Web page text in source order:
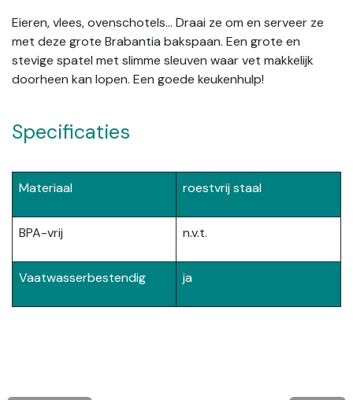
Eieren, vlees, ovenschotels… Draai ze om en serveer ze
met deze grote Brabantia bakspaan. Een grote en
stevige spatel met slimme sleuven waar vet makkelijk
doorheen kan lopen. Een goede keukenhulp!
Specificaties
Materiaal roestvrij staal
BPA-vrij n.v.t.
Vaatwasserbestendig ja